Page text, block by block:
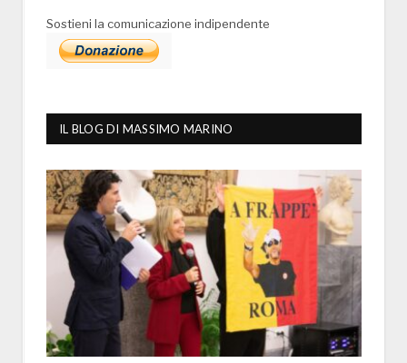
Sostieni la comunicazione indipendente
IL BLOG DI MASSIMO MARINO